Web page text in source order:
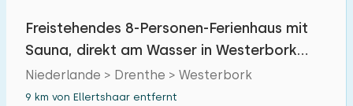
Freistehendes 8-Personen-Ferienhaus mit
Sauna, direkt am Wasser in Westerbork
gelegen
Niederlande > Drenthe > Westerbork
9 km von Ellertshaar entfernt